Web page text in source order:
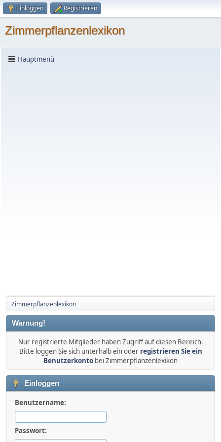
Einloggen Registrieren
Zimmerpflanzenlexikon
Hauptmenü
Zimmerpflanzenlexikon
Warnung!
Nur registrierte Mitglieder haben Zugriff auf diesen Bereich.
Bitte loggen Sie sich unterhalb ein oder registrieren Sie ein
Benutzerkonto bei Zimmerpflanzenlexikon
Einloggen
Benutzername:
Passwort: